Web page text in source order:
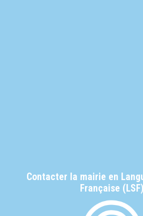
Contacter la mairie en
Française (LSF)